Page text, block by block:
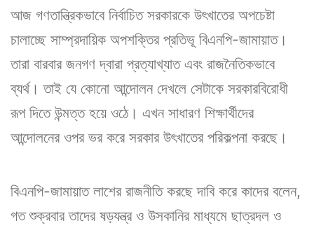
আজ গণতান্ত্রিকভাবে নির্বাচিত সরকারকে উৎখাতের অপচেষ্টা
চালাচ্ছে সাম্প্রদায়িক অপশক্তির প্রতিভূ বিএনপি-জামায়াত।
তারা বারবার জনগণ দ্বারা প্রত্যাখ্যাত এবং রাজনৈতিকভাবে
ব্যর্থ। তাই যে কোনো আন্দোলন দেখলে সেটাকে সরকারবিরোধী
রূপ দিতে উন্মত্ত হয়ে ওঠে। এখন সাধারণ শিক্ষার্থীদের
আন্দোলনের ওপর ভর করে সরকার উৎখাতের পরিকল্পনা করছে।
বিএনপি-জামায়াত লাশের রাজনীতি করছে দাবি করে কাদের বলেন,
গত শুক্রবার তাদের ষড়যন্ত্র ও উসকানির মাধ্যমে ছাত্রদল ও